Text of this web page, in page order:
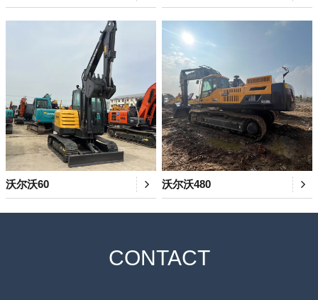
沃尔沃60 沃尔沃480
CONTACT